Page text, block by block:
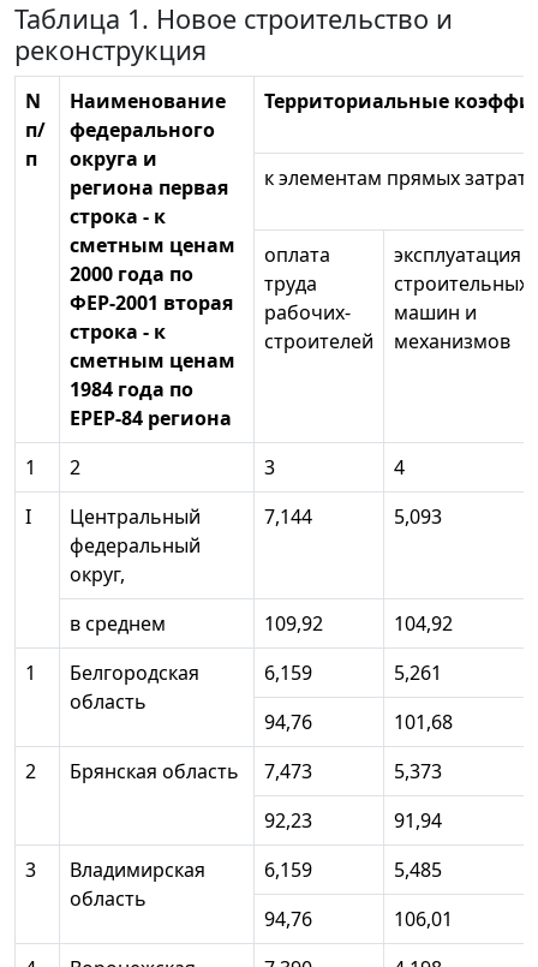
Таблица 1. Новое строительство и
реконструкция
N
п/
п
Наименование
федерального
округа и
региона первая
строка - к
сметным ценам
2000 года по
ФЕР-2001 вторая
строка - к
сметным ценам
1984 года по
ЕРЕР-84 региона
Территориальные
к элементам прямых затрат
оплата
труда
рабочих-
строителей
эксплуатация
строительных
машин и
механизмов
1 2 3
4
I
Центральный
федеральный
округ,
7,144 5,093
в среднем 109,92
104,92
1
Белгородская
область
6,159
5,261
94,76
101,68
2
Брянская область 7,473
5,373
92,23
91,94
3
Владимирская
область
6,159
5,485
94,76
106,01